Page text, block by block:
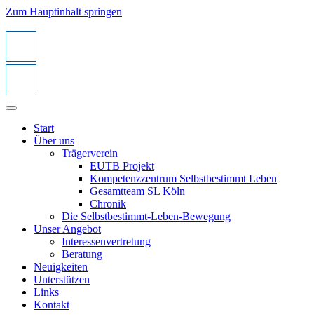
Zum Hauptinhalt springen
Start
Über uns
Trägerverein
EUTB Projekt
Kompetenzzentrum Selbstbestimmt Leben
Gesamtteam SL Köln
Chronik
Die Selbstbestimmt-Leben-Bewegung
Unser Angebot
Interessenvertretung
Beratung
Neuigkeiten
Unterstützen
Links
Kontakt